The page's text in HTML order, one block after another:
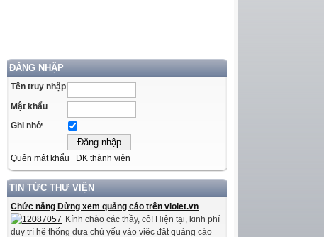
ĐĂNG NHẬP
Tên truy nhập
Mật khẩu
Ghi nhớ
Quên mật khẩu ĐK thành viên
TIN TỨC THƯ VIỆN
Chức năng Dừng xem quảng cáo trên violet.vn
Kính chào các thầy, cô! Hiện tại, kinh phí
duy trì hệ thống dựa chủ yếu vào việc đặt quảng cáo